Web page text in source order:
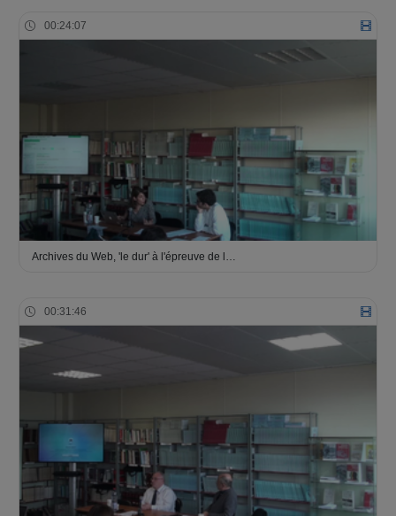
00:24:07
Archives du Web, 'le dur' à l'épreuve de l…
00:31:46